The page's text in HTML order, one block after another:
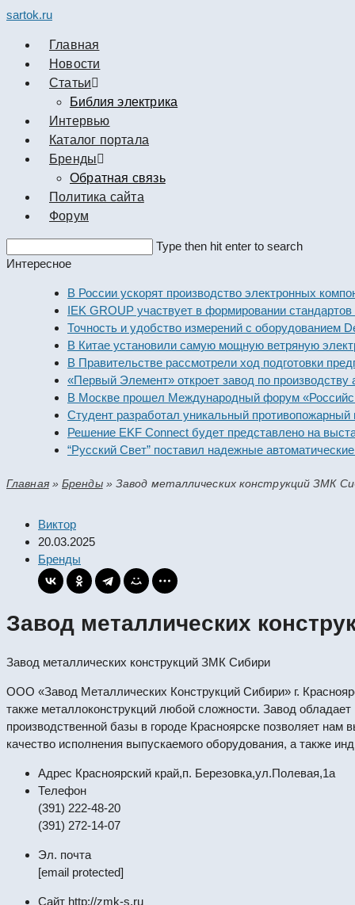
sartok.ru
Главная
Новости
Cтатьи
Библия электрика
Интервью
Каталог портала
Бренды
Обратная связь
Политика сайта
Форум
this
Type then hit enter to search
Интересное
В России ускорят производство электронных
IEK GROUP участвует в формировании стандартов
Точность и удобство измерений с оборудованием Dekraft
В Китае установили самую мощную ветряную
В Правительстве рассмотрели ход подготовки
«Первый Элемент» откроет завод по производству
В Москве прошел Международный форум «Российская
Студент разработал уникальный противопожарный
Решение EKF Connect будет представлено на
“Русский Свет” поставил надежные автоматические
Главная»Бренды» Завод металлических конструкций ЗМК
Виктор
20.03.2025
Бренды
Завод металлических
Завод металлических конструкций ЗМК Сибири
ООО «Завод Металлических Конструкций Сибири» г.
также металлоконструкций любой сложности. Завод
производственной базы в городе Красноярске позволяет
качество исполнения выпускаемого оборудования, а также
Адрес Красноярский край,п. Березовка,ул.Полевая,1а
Телефон
(391) 222-48-20
(391) 272-14-07
Эл. почта
[email protected]
Сайт http://zmk-s.ru